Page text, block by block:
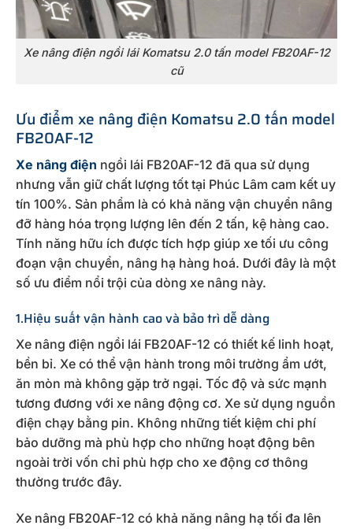
Xe nâng điện ngồi lái Komatsu 2.0 tấn model FB20AF-12
cũ
Ưu điểm xe nâng điện Komatsu 2.0 tấn model
FB20AF-12
Xe nâng điện ngồi lái FB20AF-12 đã qua sử dụng
nhưng vẫn giữ chất lượng tốt tại Phúc Lâm cam kết uy
tín 100%. Sản phẩm là có khả năng vận chuyển nâng
đỡ hàng hóa trọng lượng lên đến 2 tấn, kệ hàng cao.
Tính năng hữu ích được tích hợp giúp xe tối ưu công
đoạn vận chuyển, nâng hạ hàng hoá. Dưới đây là một
số ưu điểm nổi trội của dòng xe nâng này.
1.Hiệu suất vận hành cao và bảo trì dễ dàng
Xe nâng điện ngồi lái FB20AF-12 có thiết kế linh hoạt,
bền bỉ. Xe có thể vận hành trong môi trường ẩm ướt,
ăn mòn mà không gặp trở ngại. Tốc độ và sức mạnh
tương đương với xe nâng động cơ. Xe sử dụng nguồn
điện chạy bằng pin. Không những tiết kiệm chi phí
bảo dưỡng mà phù hợp cho những hoạt động bên
ngoài trời vốn chỉ phù hợp cho xe động cơ thông
thường trước đây.
Xe nâng FB20AF-12 có khả năng nâng hạ tối đa lên